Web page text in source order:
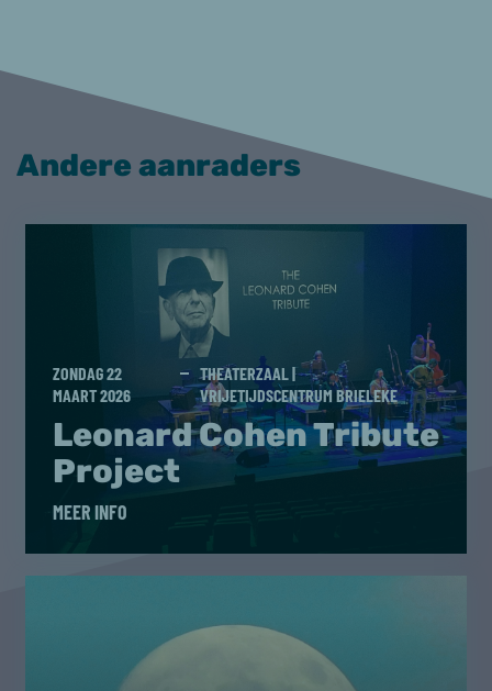
Andere aanraders
ZONDAG 22
MAART 2026
THEATERZAAL |
VRIJETIJDSCENTRUM BRIELEKE
Leonard Cohen Tribute
Project
MEER INFO